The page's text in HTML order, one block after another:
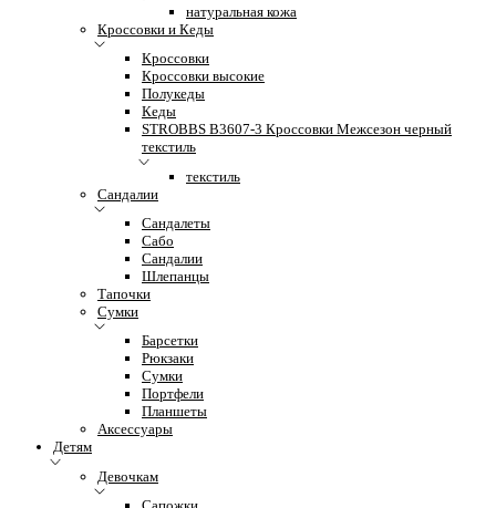
натуральная кожа
Кроссовки и Кеды
Кроссовки
Кроссовки высокие
Полукеды
Кеды
STROBBS B3607-3 Кроссовки Межсезон черный
текстиль
текстиль
Сандалии
Сандалеты
Сабо
Сандалии
Шлепанцы
Тапочки
Сумки
Барсетки
Рюкзаки
Сумки
Портфели
Планшеты
Аксессуары
Детям
Девочкам